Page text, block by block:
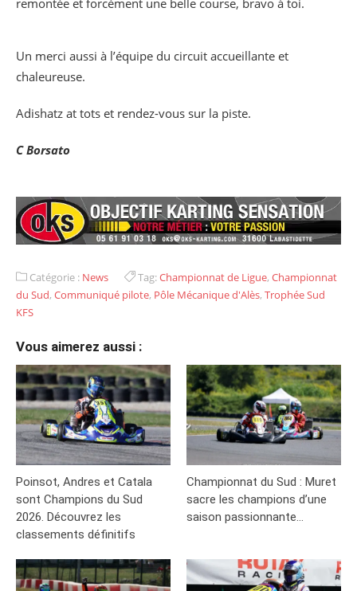
Un merci aussi à l’équipe du circuit accueillante et
chaleureuse.
Adishatz at tots et rendez-vous sur la piste.
C Borsato
Catégorie : News Tag:Championnat de Ligue, Championnat
du Sud, Communiqué pilote, Pôle Mécanique d'Alès, Trophée Sud
KFS
Vous aimerez aussi :
Poinsot, Andres et Catala
sont Champions du Sud
2026. Découvrez les
classements définitifs
Championnat du Sud : Muret
sacre les champions d’une
saison passionnante…